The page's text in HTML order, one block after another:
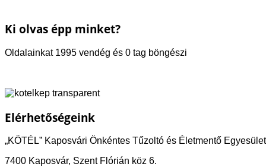
Ki olvas épp minket?
Oldalainkat 1995 vendég és 0 tag böngészi
Elérhetőségeink
„KÖTÉL” Kaposvári Önkéntes Tűzoltó és Életmentő Egyesület
7400 Kaposvár, Szent Flórián köz 6.